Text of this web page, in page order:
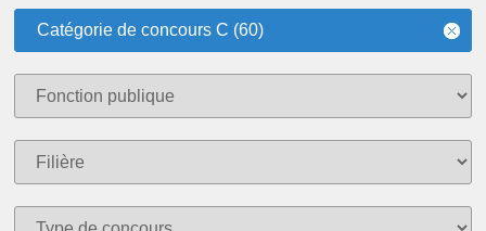
Catégorie de concours C (60)